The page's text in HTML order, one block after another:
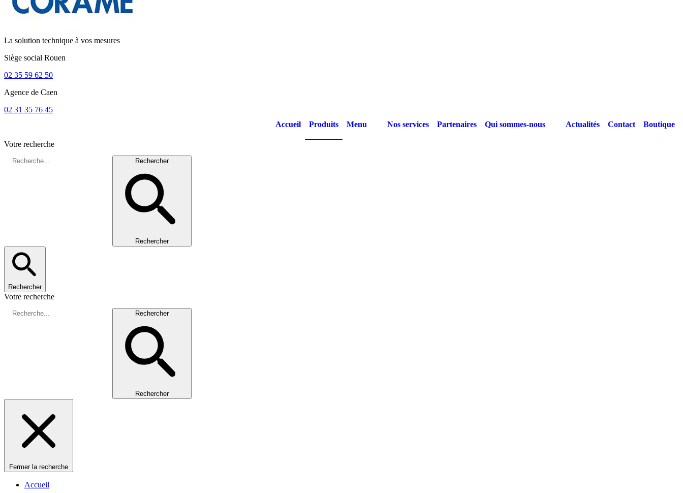
La solution technique à vos mesures
Siège social Rouen
02 35 59 62 50
Agence de Caen
02 31 35 76 45
Accueil
Produits Menu Nos services Partenaires Qui sommes-nous Actualités Contact Boutique
Votre recherche
Rechercher
Rechercher
Rechercher
Votre recherche
Rechercher
Rechercher
Fermer la recherche
Accueil